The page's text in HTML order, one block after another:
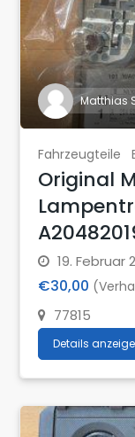
Matthias
Fahrzeugteile
Original
19. Februar
€30,00
77815
Details